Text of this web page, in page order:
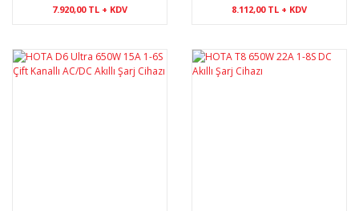
7.920,00 TL + KDV 8.112,00 TL + KDV